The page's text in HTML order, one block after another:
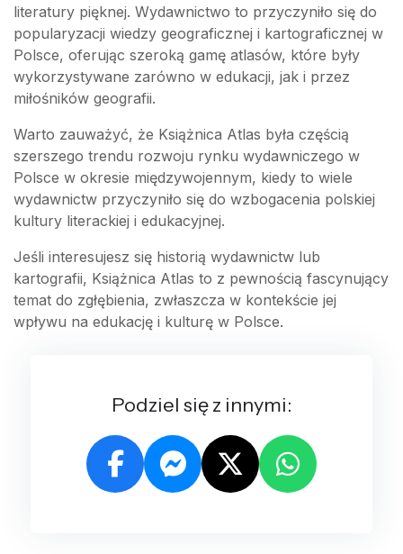
literatury pięknej. Wydawnictwo to przyczyniło się do
popularyzacji wiedzy geograficznej i kartograficznej w
Polsce, oferując szeroką gamę atlasów, które były
wykorzystywane zarówno w edukacji, jak i przez
miłośników geografii.
Warto zauważyć, że Książnica Atlas była częścią
szerszego trendu rozwoju rynku wydawniczego w
Polsce w okresie międzywojennym, kiedy to wiele
wydawnictw przyczyniło się do wzbogacenia polskiej
kultury literackiej i edukacyjnej.
Jeśli interesujesz się historią wydawnictw lub
kartografii, Książnica Atlas to z pewnością fascynujący
temat do zgłębienia, zwłaszcza w kontekście jej
wpływu na edukację i kulturę w Polsce.
Podziel się z innymi: